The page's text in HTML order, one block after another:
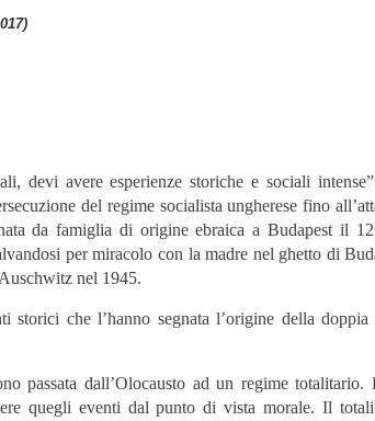
devi avere esperienze storiche e sociali
del regime socialista ungherese fino
da famiglia di origine ebraica a Budapest il
per miracolo con la madre nel ghetto di
nel 1945.
storici che l’hanno segnata l’origine della doppia
passata dall’Olocausto ad un regime
quegli eventi dal punto di vista morale. Il